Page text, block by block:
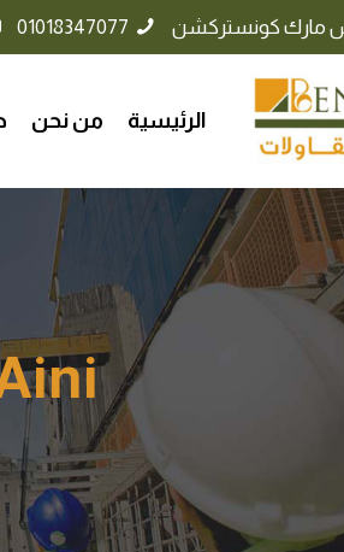
مارك كونستركشن 01018347077
الرئيسية من نحن